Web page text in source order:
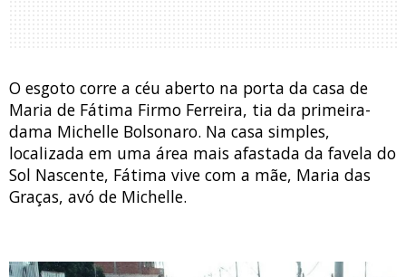
O esgoto corre a céu aberto na porta da casa de
Maria de Fátima Firmo Ferreira, tia da primeira-
dama Michelle Bolsonaro. Na casa simples,
localizada em uma área mais afastada da favela do
Sol Nascente, Fátima vive com a mãe, Maria das
Graças, avó de Michelle.